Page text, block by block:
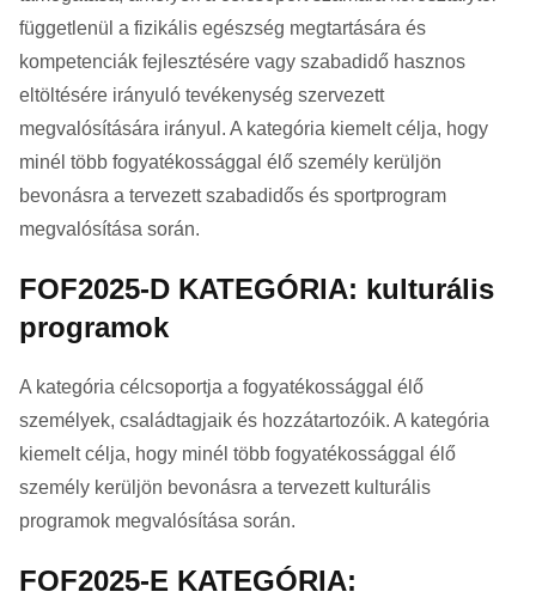
függetlenül a fizikális egészség megtartására és
kompetenciák fejlesztésére vagy szabadidő hasznos
eltöltésére irányuló tevékenység szervezett
megvalósítására irányul. A kategória kiemelt célja, hogy
minél több fogyatékossággal élő személy kerüljön
bevonásra a tervezett szabadidős és sportprogram
megvalósítása során.
FOF2025-D KATEGÓRIA: kulturális
programok
A kategória célcsoportja a fogyatékossággal élő
személyek, családtagjaik és hozzátartozóik. A kategória
kiemelt célja, hogy minél több fogyatékossággal élő
személy kerüljön bevonásra a tervezett kulturális
programok megvalósítása során.
FOF2025-E KATEGÓRIA: